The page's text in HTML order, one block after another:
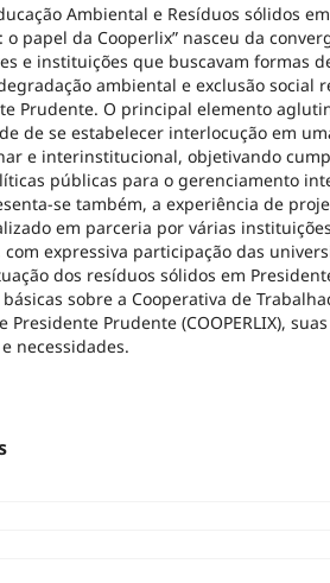
Ambiental e Resíduos sólidos
o papel da Cooperlix” nasceu da
e instituições que buscavam formas
ambiental e exclusão social
Prudente. O principal elemento
de se estabelecer interlocução em
e interinstitucional, objetivando
públicas para o gerenciamento
se também, a experiência de
em parceria por várias
expressiva participação das
dos resíduos sólidos em
sobre a Cooperativa de
Presidente Prudente (COOPERLIX),
necessidades.